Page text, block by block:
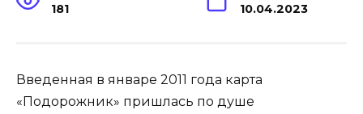
181 10.04.2023
Введенная в январе 2011 года карта
«Подорожник» пришлась по душе